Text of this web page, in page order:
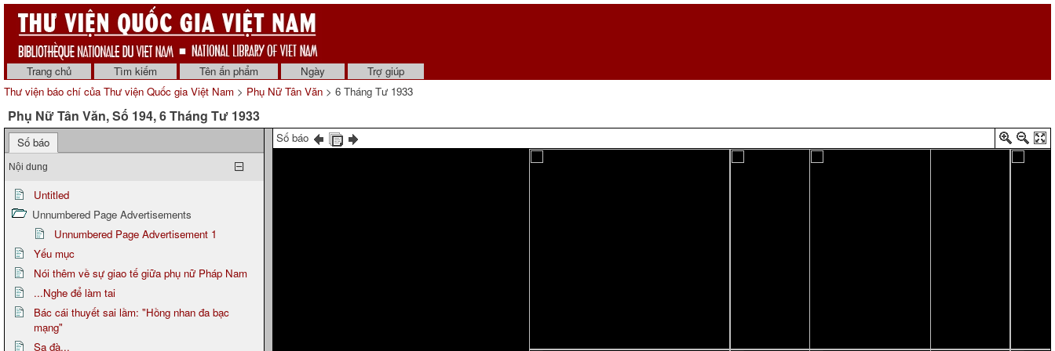
Trang chủ Tìm kiếm Tên ấn phẩm Ngày
Trợ giúp
Thư viện báo chí của Thư viện Quốc gia Việt Nam > Phụ Nữ Tân Văn > 6 Tháng Tư 1933
Phụ Nữ Tân Văn, Số 194, 6 Tháng Tư 1933
Số báo
Nội dung
Untitled
Unnumbered Page Advertisements
Unnumbered Page Advertisement 1
Yếu mục
Nói thêm về sự giao tế giữa phụ nữ Pháp Nam
...Nghe để làm tai
Bác cái thuyết sai lầm: "Hồng nhan đa bạc
mạng"
Sa đà...
Số báo